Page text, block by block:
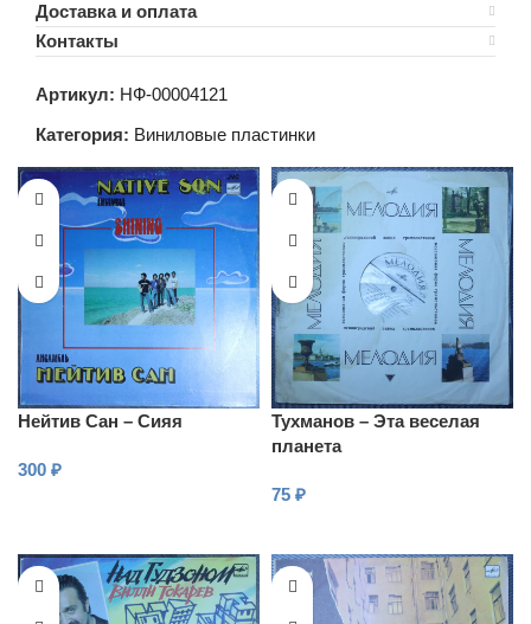
Доставка и оплата
Контакты
Артикул: НФ-00004121
Категория: Виниловые пластинки
Нейтив Сан – Сияя
300 ₽
Тухманов – Эта веселая
планета
75 ₽